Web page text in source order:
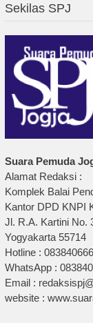
Sekilas SPJ
Suara Pemuda
Alamat Redaksi :
Komplek Balai
Kantor DPD KNPI
Jl. R.A. Kartini No.
Yogyakarta 55714
Hotline :
WhatsApp :
Email :
website :